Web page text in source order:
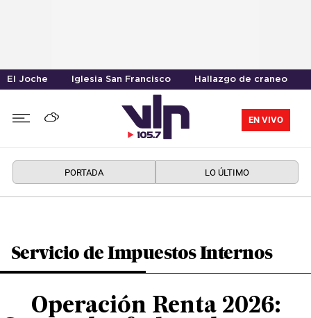
El Joche Iglesia San Francisco Hallazgo de craneo
EN VIVO
PORTADA LO ÚLTIMO
Servicio de Impuestos Internos
Operación Renta 2026: